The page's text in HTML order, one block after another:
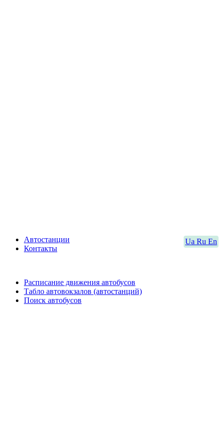
Ua Ru En
Автостанции
Контакты
Расписание движения автобусов
Табло автовокзалов (автостанций)
Поиск автобусов